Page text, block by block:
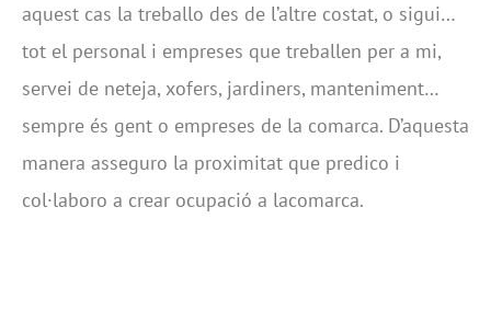
aquest cas la treballo des de l’altre costat, o sigui…
tot el personal i empreses que treballen per a mi,
servei de neteja, xofers, jardiners, manteniment…
sempre és gent o empreses de la comarca. D’aquesta
manera asseguro la proximitat que predico i
col·laboro a crear ocupació a lacomarca.